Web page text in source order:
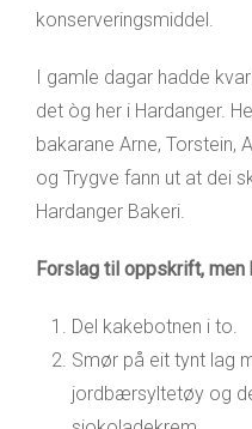
konserveringsmiddel.
I gamle dagar hadde
det òg her i Hardanger.
bakarane Arne, Torstein,
og Trygve fann ut at dei
Hardanger Bakeri.
Forslag til oppskrift, men
Del kakebotnen i to.
Smør på eit tynt lag
jordbærsyltetøy og